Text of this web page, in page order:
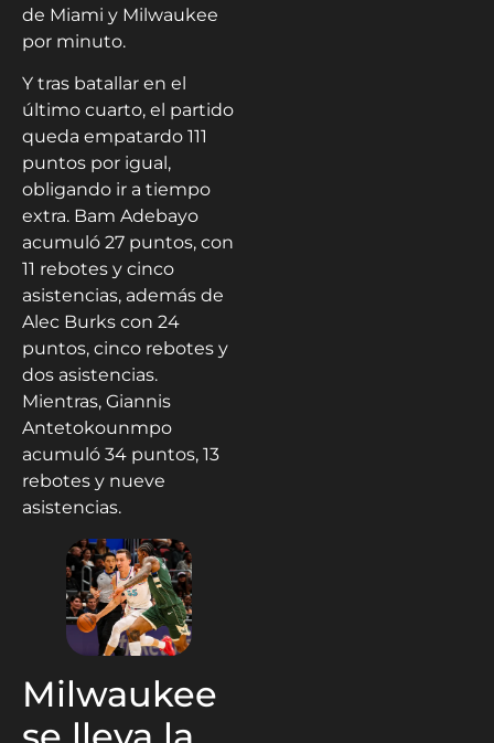
de Miami y Milwaukee
por minuto.
Y tras batallar en el
último cuarto, el partido
queda empatardo 111
puntos por igual,
obligando ir a tiempo
extra. Bam Adebayo
acumuló 27 puntos, con
11 rebotes y cinco
asistencias, además de
Alec Burks con 24
puntos, cinco rebotes y
dos asistencias.
Mientras, Giannis
Antetokounmpo
acumuló 34 puntos, 13
rebotes y nueve
asistencias.
Milwaukee